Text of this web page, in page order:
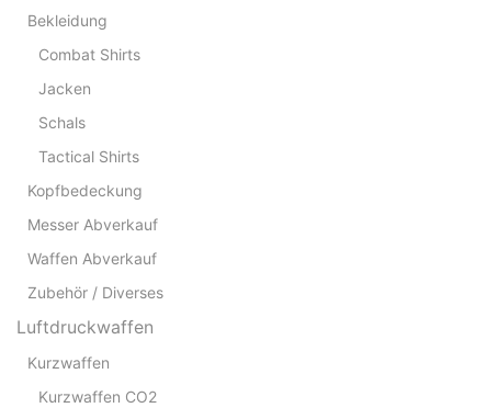
Bekleidung
Combat Shirts
Jacken
Schals
Tactical Shirts
Kopfbedeckung
Messer Abverkauf
Waffen Abverkauf
Zubehör / Diverses
Luftdruckwaffen
Kurzwaffen
Kurzwaffen CO2